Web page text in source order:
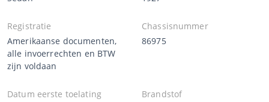
Registratie
Amerikaanse documenten,
alle invoerrechten en BTW
zijn voldaan
Chassisnummer
86975
Datum eerste toelating
Brandstof